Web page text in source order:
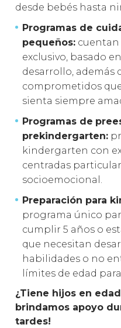
desde bebés hasta
Programas de
pequeños: cuentan
exclusivo, basado
desarrollo, además
comprometidos
sienta siempre
Programas de
prekindergarten:
kindergarten con
centradas
socioemocional.
Preparación para
programa único
cumplir 5 años o
que necesitan
habilidades o no
límites de edad
¿Tiene hijos en
brindamos apoyo
tardes!